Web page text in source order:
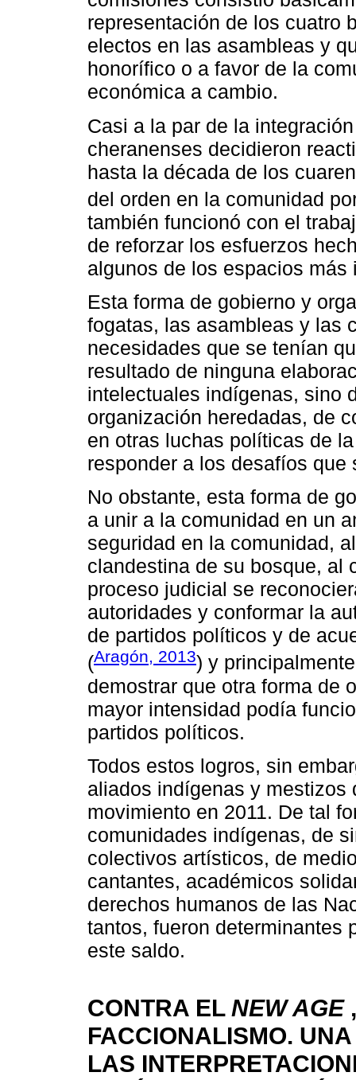
representación de los cuatro
electos en las asambleas y
honorífico o a favor de la
económica a cambio.
Casi a la par de la
cheranenses decidieron
hasta la década de los
del orden en la comunidad
también funcionó con el
de reforzar los esfuerzos
algunos de los espacios
Esta forma de gobierno y
fogatas, las asambleas y las
necesidades que se tenían
resultado de ninguna
intelectuales indígenas, sino
organización heredadas, de
en otras luchas políticas de
responder a los desafíos que
No obstante, esta forma de
a unir a la comunidad en un
seguridad en la comunidad,
clandestina de su bosque, al
proceso judicial se
autoridades y conformar la
de partidos políticos y de
(Aragón, 2013) y
demostrar que otra forma de
mayor intensidad podía
partidos políticos.
Todos estos logros, sin
aliados indígenas y mestizos
movimiento en 2011. De tal
comunidades indígenas, de
colectivos artísticos, de
cantantes, académicos
derechos humanos de las
tantos, fueron determinantes
este saldo.
CONTRA EL NEW AGE
FACCIONALISMO.
LAS